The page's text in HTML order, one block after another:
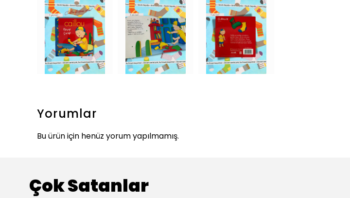
Yorumlar
Bu ürün için henüz yorum yapılmamış.
Çok Satanlar